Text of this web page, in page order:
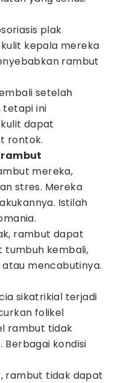
plak
kepala mereka
rambut
setelah
tetapi ini
dapat
rontok.
rambut
mereka,
stres. Mereka
Istilah
rambut dapat
tumbuh kembali,
mencabutinya.
sikatrikial terjadi
folikel
rambut tidak
kondisi
rambut tidak dapat